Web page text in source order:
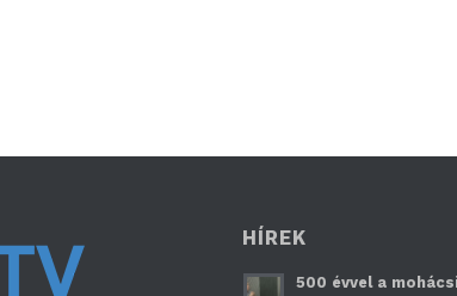
HÍREK
500 évvel a